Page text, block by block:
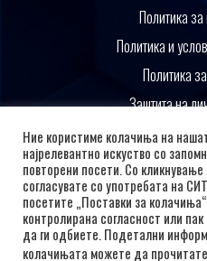
Политика
Политика и
Политика
Заштита на
Ние користиме колачиња на
најрелевантно искуство со
повторени посети. Со
согласувате со употребата на
посетите „Поставки за
контролирана согласност или
да ги одбиете. Подетални
колачињата можете да прочитате